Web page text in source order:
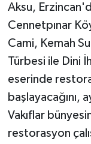
Aksu,
Cennetpınar
Cami, Kemah
Türbesi ile Dini
eserinde
başlayacağını,
Vakıflar
restorasyon